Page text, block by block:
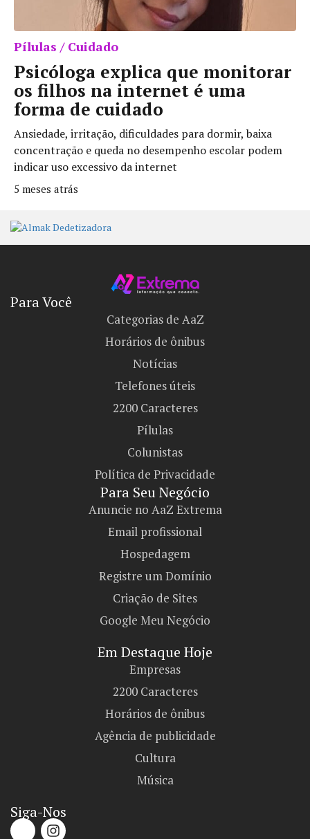
Pílulas / Cuidado
Psicóloga explica que monitorar
os filhos na internet é uma
forma de cuidado
Ansiedade, irritação, dificuldades para dormir, baixa
concentração e queda no desempenho escolar podem
indicar uso excessivo da internet
5 meses atrás
Para Você
Categorias de AaZ
Horários de ônibus
Notícias
Telefones úteis
2200 Caracteres
Pílulas
Colunistas
Política de Privacidade
Para Seu Negócio​
Anuncie no AaZ Extrema
Email profissional
Hospedagem
Registre um Domínio
Criação de Sites
Google Meu Negócio
Em Destaque Hoje
Empresas
2200 Caracteres
Horários de ônibus
Agência de publicidade
Cultura
Música
Siga-Nos